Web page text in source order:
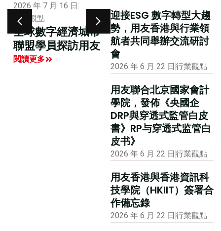
2026 年 7 月 16 日
行業觀點
全球數字經濟城市
聯盟學員探訪用友
閲讀更多
用友徐洋：企業進
入「全產業鏈遷
徙」新階段，數智
化成企業出海破局
關鍵
閲讀更多
迎接ESG 數字轉型大趨
勢，用友香港與行業領
航者共同舉辦交流研討
會
2026 年 6 月 22 日 行業觀點
用友聯合北京國家會計
學院，發佈《央國企
DRP與穿透式監管白皮
書》RP与穿透式监管白
皮书》
2026 年 6 月 22 日 行業觀點
用友香港與香港資訊科
技學院（HKIIT）簽署合
作備忘錄
2026 年 6 月 22 日 行業觀點